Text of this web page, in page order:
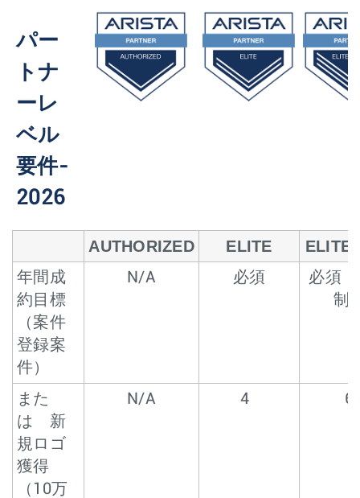
パー
トナ
ーレ
ベル
要件-
2026
AUTHORIZED ELITE
年間成
約目標
（案件
登録案
件）
N/A 必須
必須
制
また
は 新
規ロゴ
獲得
（10万
N/A 4 6